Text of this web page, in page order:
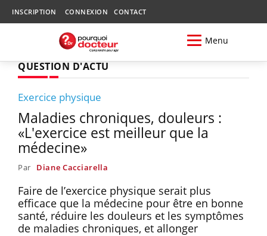
INSCRIPTION CONNEXION CONTACT
Menu
QUESTION D'ACTU
Exercice physique
Maladies chroniques, douleurs :
«L'exercice est meilleur que la
médecine»
Par Diane Cacciarella
Faire de l’exercice physique serait plus
efficace que la médecine pour être en bonne
santé, réduire les douleurs et les symptômes
de maladies chroniques, et allonger